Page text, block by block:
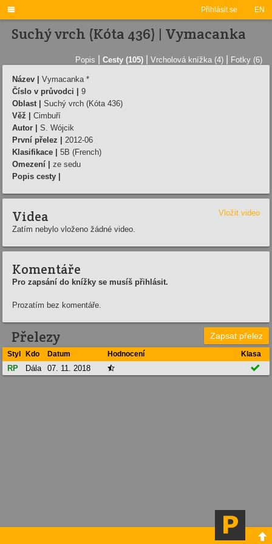
Přihlásit se EN

Suchý vrch (Kóta 436) | Vymacanka
Popis Cesty (105) Vrcholová knížka (4) Fotky (6)
Název |
Vymacanka *
Číslo v průvodci |
9
Oblast |
Suchý vrch (Kóta 436)
Věž |
Cimbuří­
Autor |
S. Wójcik
První přelez |
2012-06
Klasifikace |
5B (French)
Omezení |
ze sedu
Popis cesty |
Videa
Vložit video
Zatím nebylo vloženo žádné video.
Komentáře
Pro zapsání do knížky se musíš přihlásit.
Prozatím bez komentáře.
Přelezy Zapsat přelez
Styl Kdo Datum Hodnocení Klasa
RP Dála 07. 11. 2018  
